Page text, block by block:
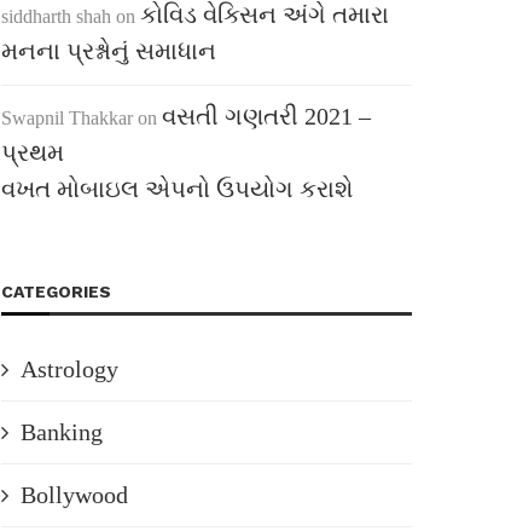
siddharth shah on કોવિડ વેક્સિન અંગે તમારા
મનના પ્રશ્નોનું સમાધાન
Swapnil Thakkar on વસતી ગણતરી 2021 –
પ્રથમ
વખત મોબાઇલ એપનો ઉપયોગ કરાશે
CATEGORIES
Astrology
Banking
Bollywood